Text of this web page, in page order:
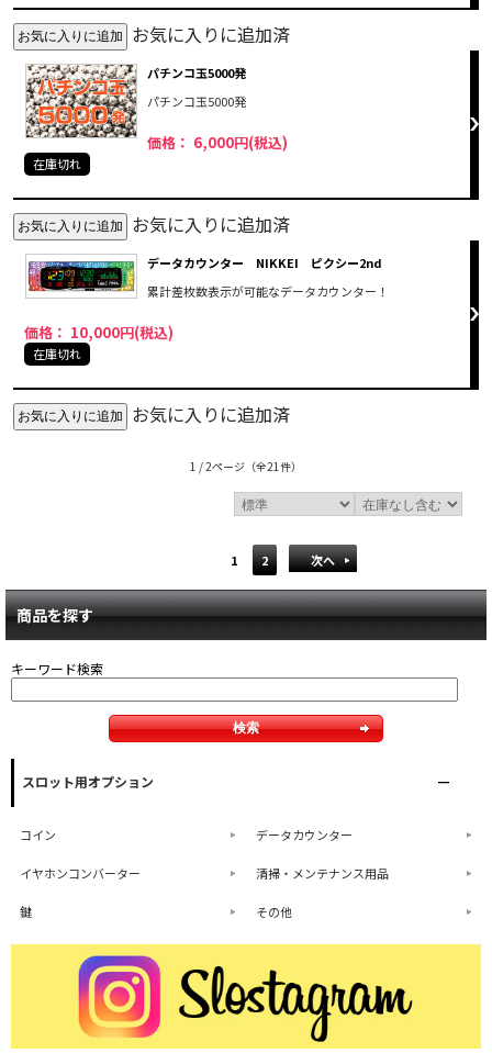
お気に入りに追加済
パチンコ玉5000発
パチンコ玉5000発
価格： 6,000円(税込)
在庫切れ
お気に入りに追加済
データカウンター NIKKEI ピクシー2nd
累計差枚数表示が可能なデータカウンター！
価格： 10,000円(税込)
在庫切れ
お気に入りに追加済
1 / 2ページ （全21件）
1 2 次へ
商品を探す
キーワード検索
スロット用オプション
コイン
イヤホンコンバーター
鍵
データカウンター
清掃・メンテナンス用品
その他